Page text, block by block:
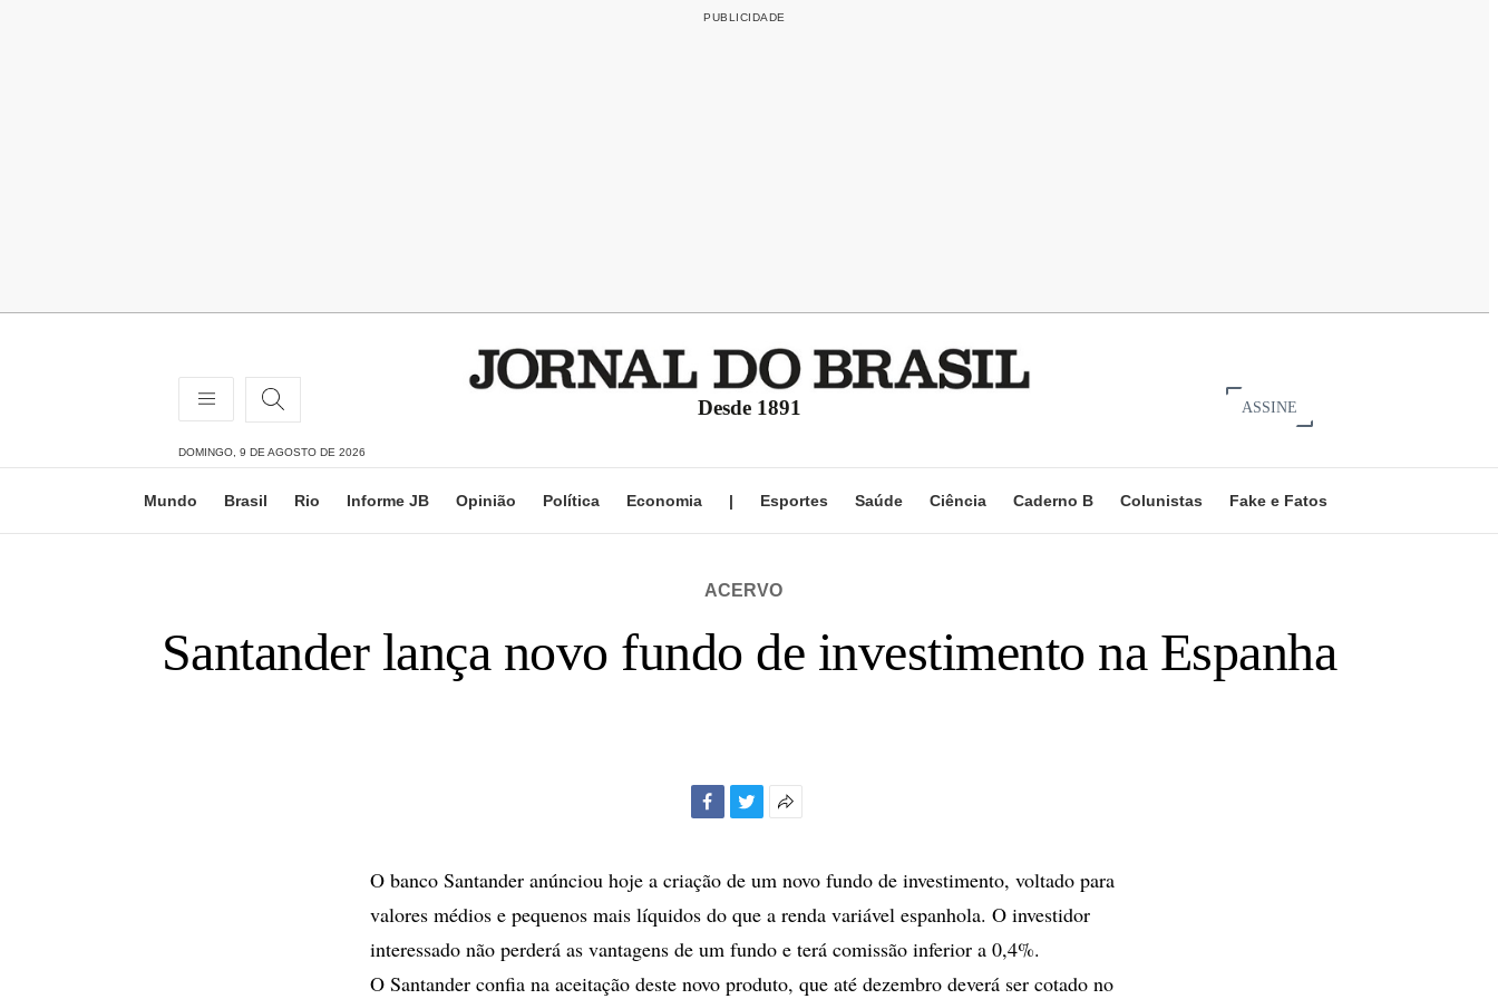
Desde 1891 ASSINE
DOMINGO, 9 DE AGOSTO DE 2026
Mundo Brasil Rio Informe JB Opinião Política Economia | Esportes Saúde Ciência Caderno B Colunistas Fake e Fatos
ACERVO
Santander lança novo fundo de investimento na Espanha
compartilhamento
O banco Santander anúnciou hoje a criação de um novo fundo de investimento, voltado para
valores médios e pequenos mais líquidos do que a renda variável espanhola. O investidor
interessado não perderá as vantagens de um fundo e terá comissão inferior a 0,4%.
O Santander confia na aceitação deste novo produto, que até dezembro deverá ser cotado no